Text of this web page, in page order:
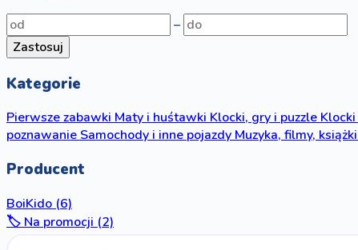
–
Zastosuj
Kategorie
Pierwsze zabawkiMaty i huśtawkiKlocki, gry i puzzleKlocki
poznawanieSamochody i inne pojazdyMuzyka, filmy, książki
Producent
BoiKido (6)
🏷️ Na promocji (2)